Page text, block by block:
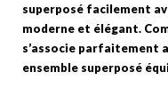
superposé facilement
moderne et élégant.
s’associe parfaitement
ensemble superposé